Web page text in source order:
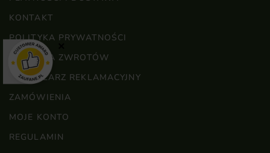
KONTAKT
POLITYKA PRYWATNOŚCI
POLITYKA ZWROTÓW
FORMULARZ REKLAMACYJNY
ZAMÓWIENIA
MOJE KONTO
REGULAMIN